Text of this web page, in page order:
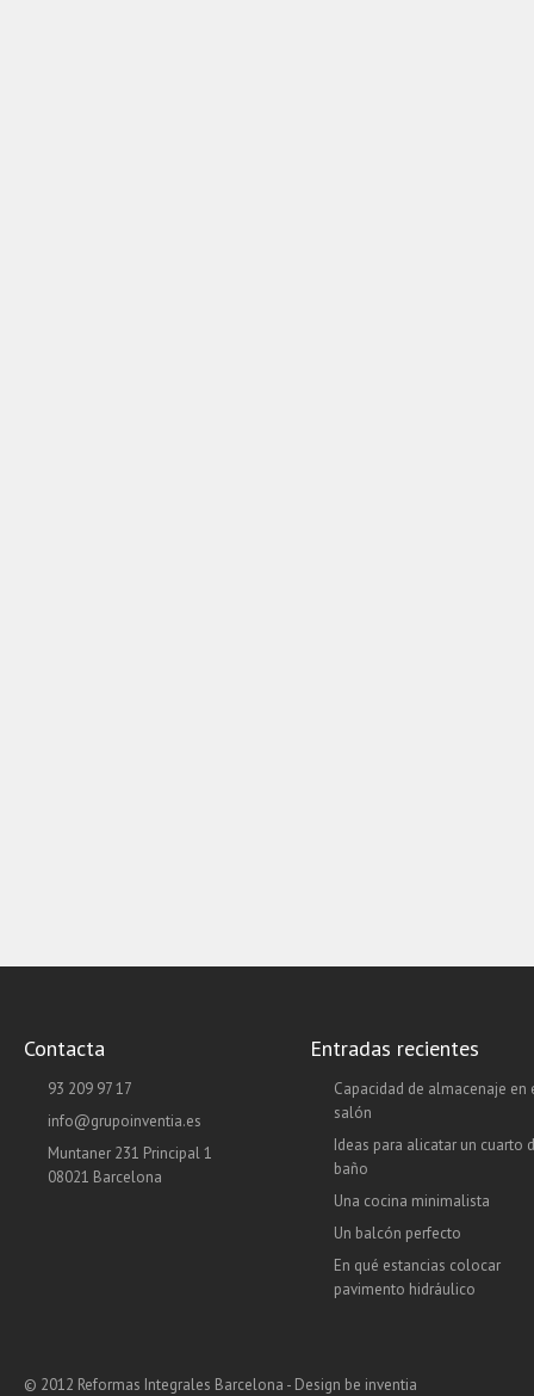
Contacta
93 209 97 17
info@grupoinventia.es
Muntaner 231 Principal 1
08021 Barcelona
Entradas recientes
Capacidad de almacenaje en
salón
Ideas para alicatar un cuarto
baño
Una cocina minimalista
Un balcón perfecto
En qué estancias colocar
pavimento hidráulico
© 2012 Reformas Integrales Barcelona - Design be inventia